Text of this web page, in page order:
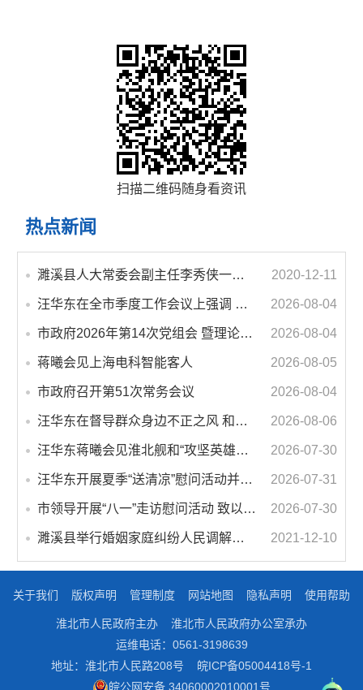
扫描二维码随身看资讯
热点新闻
濉溪县人大常委会副主任李秀侠一行调研城乡客运一体化和治超工作 2020-12-11
汪华东在全市季度工作会议上强调 锚定打好“三仗”任务和年度预期目标不动摇 在全市上下掀起比学赶超争先进位的攻坚热潮 2026-08-04
市政府2026年第14次党组会 暨理论学习中心组学习会议召开 蒋曦主持会议并讲话 2026-08-04
蒋曦会见上海电科智能客人 2026-08-05
市政府召开第51次常务会议 2026-08-04
汪华东在督导群众身边不正之风 和腐败问题集中整治工作时强调 以更高标准更实举措纵深推进集中整治 不断增强人民群众获得感幸福感安全感 2026-08-06
汪华东蒋曦会见淮北舰和“攻坚英雄连”官兵代表 2026-07-30
汪华东开展夏季“送清凉”慰问活动并调研专门教育工作 落实落细防暑降温措施 用心用情关爱一线职工 2026-07-31
市领导开展“八一”走访慰问活动 致以节日问候 畅叙鱼水深情 2026-07-30
濉溪县举行婚姻家庭纠纷人民调解委员会暨调解志愿者服务团成立仪式 2021-12-10
关于我们 版权声明 管理制度 网站地图 隐私声明 使用帮助
淮北市人民政府主办
淮北市人民政府办公室承办
运维电话：0561-3198639
地址：淮北市人民路208号
皖ICP备05004418号-1
皖公网安备 34060002010001号